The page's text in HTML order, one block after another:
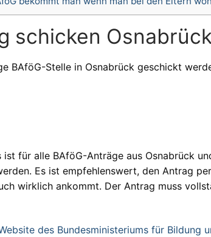
schicken
BAföG-Stelle in Osnabrück geschickt
für alle BAföG-Anträge aus Osnabrück
Es ist empfehlenswert, den Antrag
wirklich ankommt. Der Antrag muss
des Bundesministeriums für Bildung